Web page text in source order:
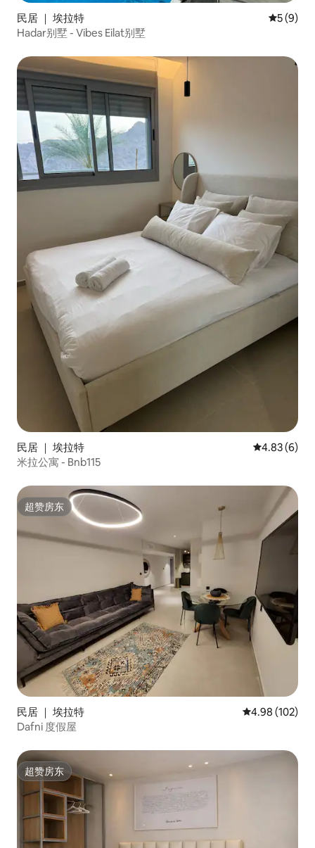
民居 ｜ 埃拉特 平均评分
5 (9)
Hadar别墅 - Vibes Eilat别墅
民居 ｜ 埃拉特 平均评分
4.83 (6)
米拉公寓 - Bnb115
超赞房东
超赞房东
民居 ｜ 埃拉特 平均评分 4.98
4.98 (102)
Dafni 度假屋
超赞房东
超赞房东